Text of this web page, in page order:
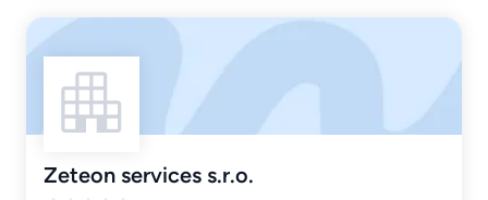
Zeteon services s.r.o.